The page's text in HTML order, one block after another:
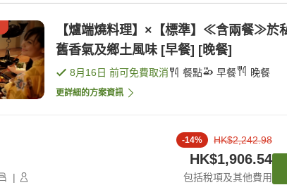
【爐端燒料理】×【標準】≪含兩餐≫於
舊香氣及鄉土風味 [早餐] [晚餐]
8月16日 前可免費取消 餐點 早餐 晚餐
更詳細的方案資訊
|
-14% HK$2,242.98
HK$1,906.54
包括稅項及其他費用